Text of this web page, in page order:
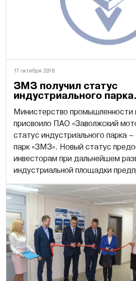
17 октября 2018
ЗМЗ получил статус
индустриального парка.
Министерство промышленности
присвоило ПАО «Заволжский
статус индустриального парка
парк «ЗМЗ». Новый статус
инвесторам при дальнейшем
индустриальной площадки